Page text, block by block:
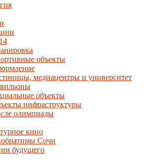
объекты
медиацентры и университет
объекты
инфраструктуры
олимпиады
кино
Сочи
будущего